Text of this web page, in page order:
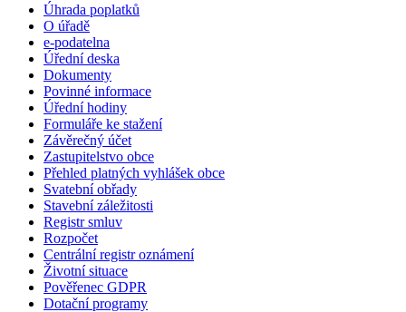
Úhrada poplatků
O úřadě
e-podatelna
Úřední deska
Dokumenty
Povinné informace
Úřední hodiny
Formuláře ke stažení
Závěrečný účet
Zastupitelstvo obce
Přehled platných vyhlášek obce
Svatební obřady
Stavební záležitosti
Registr smluv
Rozpočet
Centrální registr oznámení
Životní situace
Pověřenec GDPR
Dotační programy